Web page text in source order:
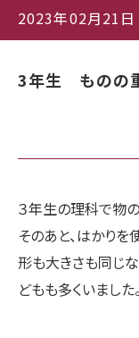
2023年02月21日
3年生 ものの
３年生の理科で物
そのあと、はかりを
形も大きさも同じ
どもも多くいました。